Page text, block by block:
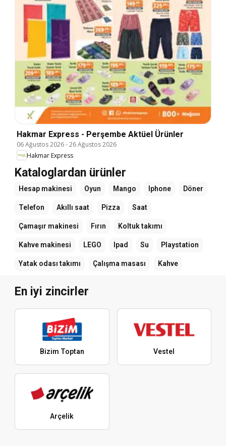
Hakmar Express - Perşembe Aktüel Ürünler
06 Ağustos 2026-26 Ağustos 2026
Hakmar Express
Kataloglardan ürünler
Hesap makinesi Oyun Mango Iphone Döner
Telefon Akıllı saat Pizza Saat
Çamaşır makinesi Fırın Koltuk takımı
Kahve makinesi LEGO Ipad Su Playstation
Yatak odası takımı Çalışma masası Kahve
En iyi zincirler
Bizim Toptan Vestel
Arçelik